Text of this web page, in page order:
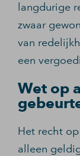
langdurige
zwaar
van
een
Wet op
Het recht
alleen